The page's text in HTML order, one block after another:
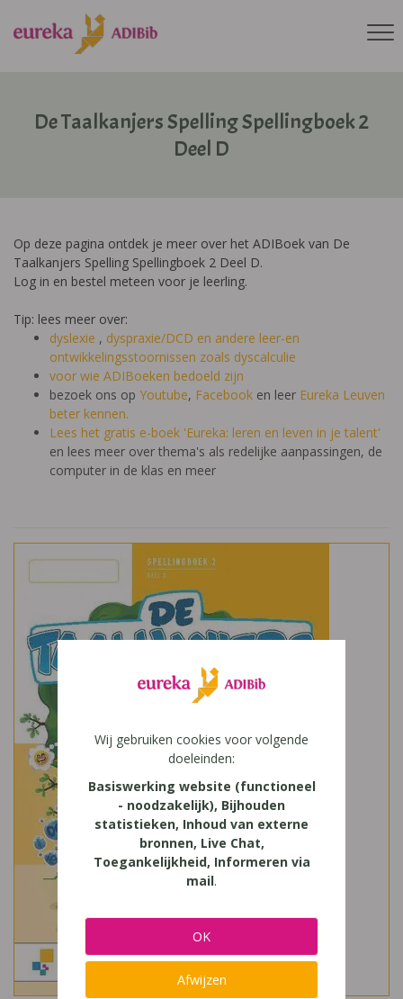
De Taalkanjers Spelling Spellingboek 2
Deel D
Op deze pagina ontdek je meer over het ADIBoek van De
Taalkanjers Spelling Spellingboek 2 Deel D.
Log in en bestel meteen voor je leerling.
Tip: lees meer over:
dyslexie , dyspraxie/DCD en andere leer-en
ontwikkelingsstoornissen zoals dyscalculie
voor wie ADIBoeken bedoeld zijn
bezoek ons op Youtube, Facebook en leer Eureka Leuven
beter kennen.
Lees het gratis e-boek 'Eureka: leren en leven in je talent'
en lees meer over thema's als redelijke aanpassingen, de
computer in de klas en meer
Wij gebruiken cookies voor volgende
doeleinden:
Basiswerking website (functioneel
- noodzakelijk), Bijhouden
statistieken, Inhoud van externe
bronnen, Live Chat,
Toegankelijkheid, Informeren via
mail.
OK
Afwijzen